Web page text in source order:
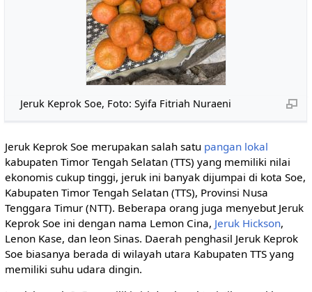
Jeruk Keprok Soe, Foto: Syifa Fitriah Nuraeni
Jeruk Keprok Soe merupakan salah satu pangan lokal
kabupaten Timor Tengah Selatan (TTS) yang memiliki nilai
ekonomis cukup tinggi, jeruk ini banyak dijumpai di kota Soe,
Kabupaten Timor Tengah Selatan (TTS), Provinsi Nusa
Tenggara Timur (NTT). Beberapa orang juga menyebut Jeruk
Keprok Soe ini dengan nama Lemon Cina, Jeruk Hickson,
Lenon Kase, dan leon Sinas. Daerah penghasil Jeruk Keprok
Soe biasanya berada di wilayah utara Kabupaten TTS yang
memiliki suhu udara dingin.